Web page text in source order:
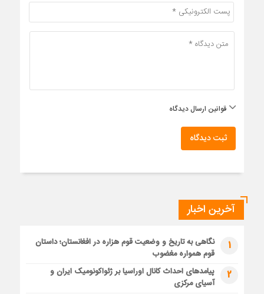
قوانین ارسال دیدگاه
ثبت دیدگاه
آخرین اخبار
1
نگاهی به تاریخ و وضعیت قوم هزاره در افغانستان؛ داستان
قوم همواره مغضوب
2
پیامدهای احداث کانال اوراسیا بر ژئواکونومیک ایران و
آسیای مرکزی